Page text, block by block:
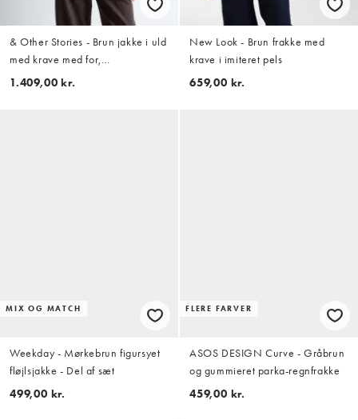
& Other Stories - Brun jakke i uld
med krave med for,
sildebensmønster og tern i
1.409,00 kr.
New Look - Brun frakke med
krave i imiteret pels
659,00 kr.
MIX OG MATCH
Weekday - Mørkebrun figursyet
fløjlsjakke - Del af sæt
499,00 kr.
FLERE FARVER
ASOS DESIGN Curve - Gråbrun
og gummieret parka-regnfrakke
459,00 kr.